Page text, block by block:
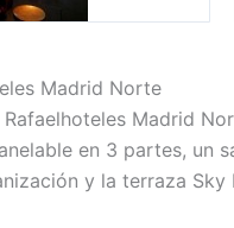
Madrid Norte
Madrid
en 3 partes, un
y la terraza Sky